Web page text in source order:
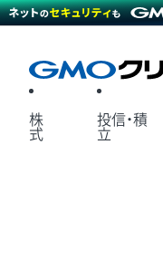
株
式
投信・積
立